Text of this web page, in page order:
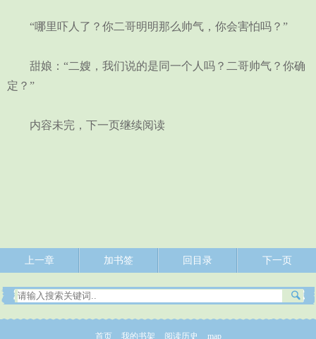
“哪里吓人了？你二哥明明那么帅气，你会害怕吗？”
甜娘：“二嫂，我们说的是同一个人吗？二哥帅气？你确
定？”
内容未完，下一页继续阅读
上一章 加书签 回目录 下一页
首页 我的书架 阅读历史 map